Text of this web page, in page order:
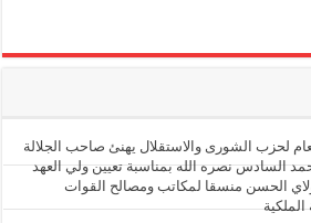
لحزب الشورى والاستقلال يهنئ صاحب الجلالة
السادس نصره الله بمناسبة تعيين ولي العهد
الحسن منسقا لمكاتب ومصالح القوات